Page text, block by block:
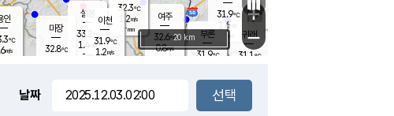
31.9℃
1.6m/s
mm
부론
31.9℃
인
℃
m/s
여주
32.6℃
0.8m/s
장호원
32.3℃
1.2m/s
-mm
마장
32.8℃
설봉
33.2
1.4 m/s
- mm
귀래
31.1 ℃
이천
31.9℃
1.2m/s
+
−
20 km
날짜